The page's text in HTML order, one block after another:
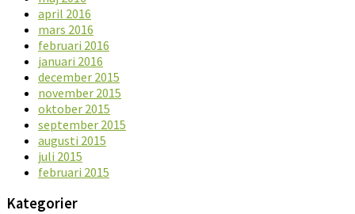
april 2016
mars 2016
februari 2016
januari 2016
december 2015
november 2015
oktober 2015
september 2015
augusti 2015
juli 2015
februari 2015
Kategorier